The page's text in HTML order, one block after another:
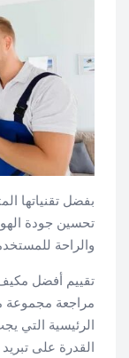
بفضل تقنياتها
تحسين جودة
والراحة
تقييم أفضل
مراجعة مجموعة
الرئيسية التي
القدرة على